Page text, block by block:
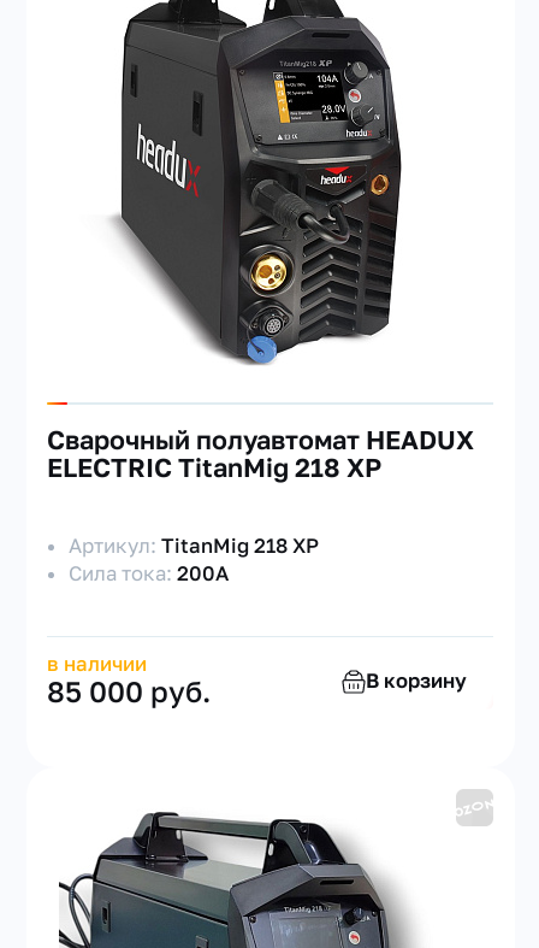
ПО СТАЛИ
ДИАМЕТР
ТИП ОХЛАЖДЕНИЯ
Сварочный полуавтомат HEADUX
ELECTRIC TitanMig 218 XP
Артикул:TitanMig 218 XP
Сила тока:200А
в наличии
85 000 руб. В корзину